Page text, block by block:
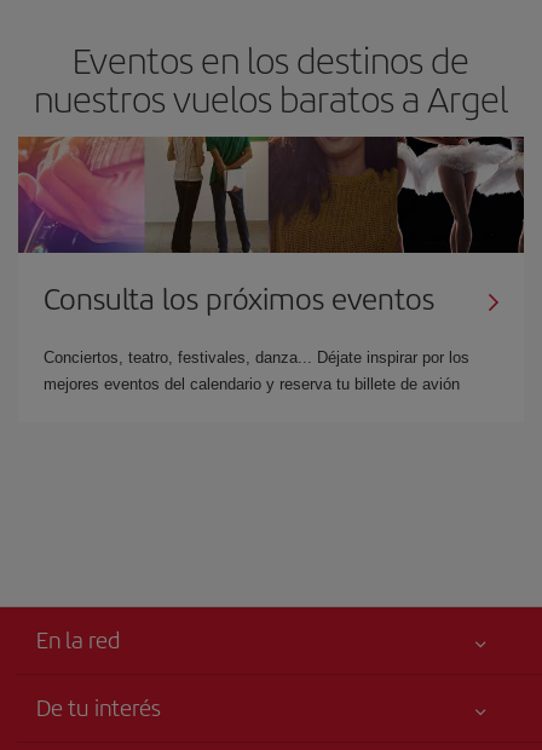
Eventos en los destinos de
nuestros vuelos baratos a Argel
Consulta los próximos eventos
Conciertos, teatro, festivales, danza... Déjate inspirar por los
mejores eventos del calendario y reserva tu billete de avión
En la red
De tu interés